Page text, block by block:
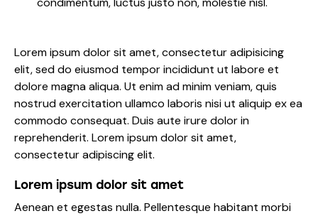
Lorem ipsum dolor sit amet, consectetur adipisicing
elit, sed do eiusmod tempor incididunt ut labore et
dolore magna aliqua. Ut enim ad minim veniam, quis
nostrud exercitation ullamco laboris nisi ut aliquip ex ea
commodo consequat. Duis aute irure dolor in
reprehenderit. Lorem ipsum dolor sit amet,
consectetur adipiscing elit.
Lorem ipsum dolor sit amet
Aenean et egestas nulla. Pellentesque habitant morbi